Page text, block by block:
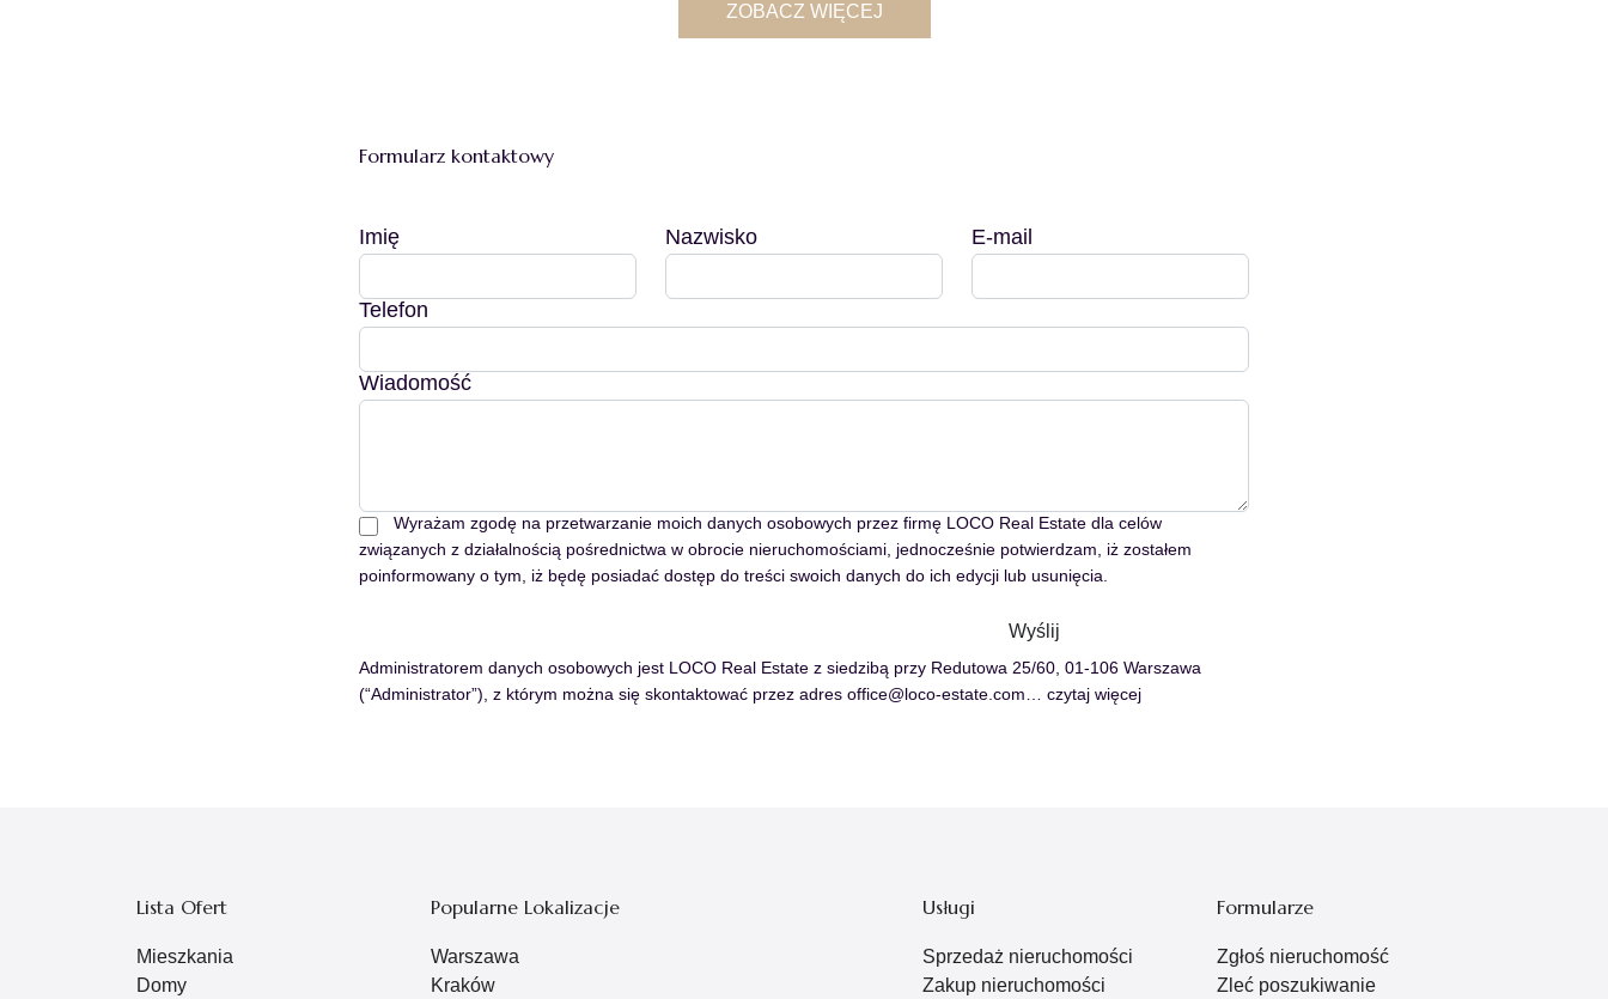
ZOBACZ WIĘCEJ
Formularz kontaktowy
Imię Nazwisko E-mail
Telefon
Wiadomość
Wyrażam zgodę na przetwarzanie moich danych osobowych przez firmę LOCO Real Estate dla celów
związanych z działalnością pośrednictwa w obrocie nieruchomościami, jednocześnie potwierdzam, iż zostałem
poinformowany o tym, iż będę posiadać dostęp do treści swoich danych do ich edycji lub usunięcia.
Administratorem danych osobowych jest LOCO Real Estate z siedzibą przy Redutowa 25/60, 01-106 Warszawa
(“Administrator”), z którym można się skontaktować przez adres office@loco-estate.com… czytaj więcej
Lista Ofert
Mieszkania
Domy
Popularne Lokalizacje
Warszawa
Kraków
Usługi
Sprzedaż nieruchomości
Zakup nieruchomości
Formularze
Zgłoś nieruchomość
Zleć poszukiwanie